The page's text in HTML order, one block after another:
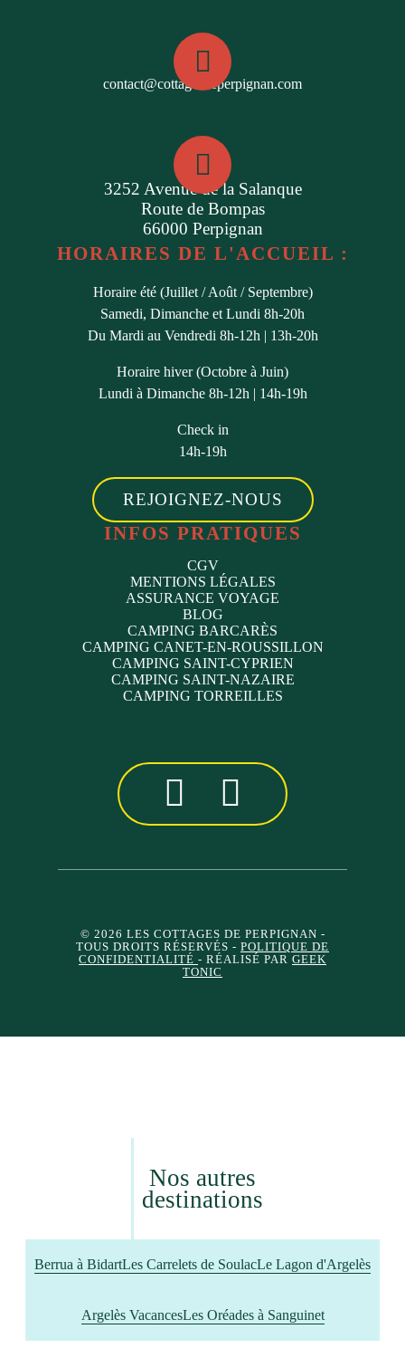
contact@cottagesdeperpignan.com
3252 Avenue de la Salanque
Route de Bompas
66000 Perpignan
HORAIRES DE L'ACCUEIL :
Horaire été (Juillet / Août / Septembre)
Samedi, Dimanche et Lundi 8h-20h
Du Mardi au Vendredi 8h-12h | 13h-20h
Horaire hiver (Octobre à Juin)
Lundi à Dimanche 8h-12h | 14h-19h
Check in
14h-19h
REJOIGNEZ-NOUS
INFOS PRATIQUES
CGV
MENTIONS LÉGALES
ASSURANCE VOYAGE
BLOG
CAMPING BARCARÈS
CAMPING CANET-EN-ROUSSILLON
CAMPING SAINT-CYPRIEN
CAMPING SAINT-NAZAIRE
CAMPING TORREILLES
© 2026 LES COTTAGES DE PERPIGNAN -
TOUS DROITS RÉSERVÉS - POLITIQUE DE
CONFIDENTIALITÉ - RÉALISÉ PAR GEEK
TONIC
Nos autres
destinations
Berrua à BidartLes Carrelets de SoulacLe Lagon d'Argelès
Argelès VacancesLes Oréades à Sanguinet